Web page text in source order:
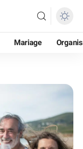
Mariage